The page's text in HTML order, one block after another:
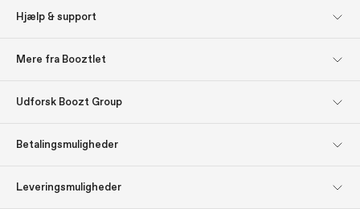
Hjælp & support
Mere fra Booztlet
nyhedsbreve
Udforsk Boozt Group
Presse & udmærkelser
Betalingsmuligheder
Leveringsmuligheder